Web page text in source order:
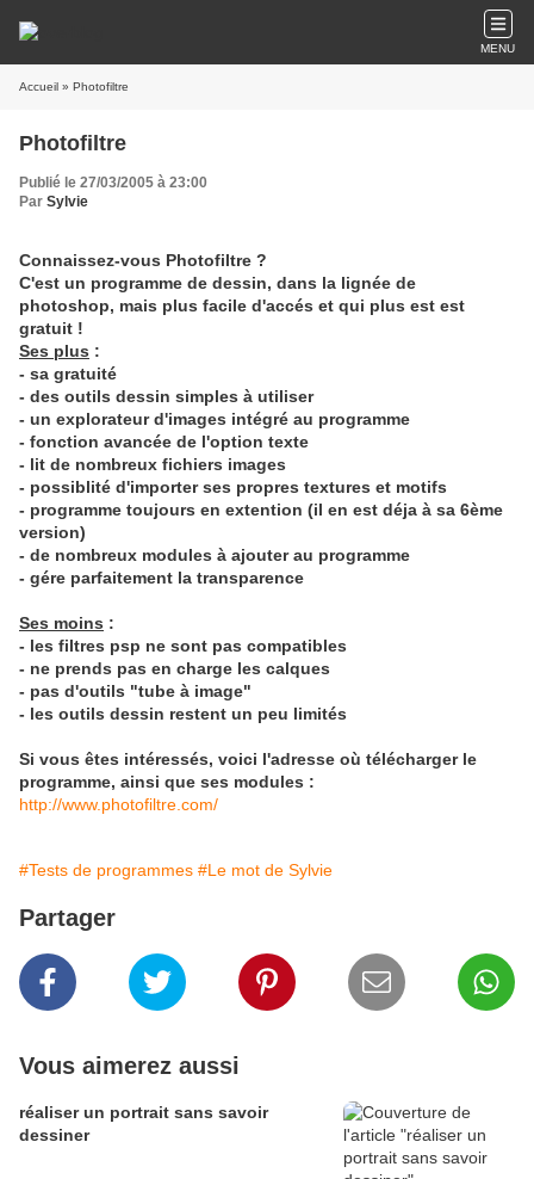
MENU
Accueil » Photofiltre
Photofiltre
Publié le 27/03/2005 à 23:00
Par Sylvie
Connaissez-vous Photofiltre ?
C'est un programme de dessin, dans la lignée de
photoshop, mais plus facile d'accés et qui plus est est
gratuit !
Ses plus :
- sa gratuité
- des outils dessin simples à utiliser
- un explorateur d'images intégré au programme
- fonction avancée de l'option texte
- lit de nombreux fichiers images
- possiblité d'importer ses propres textures et motifs
- programme toujours en extention (il en est déja à sa 6ème
version)
- de nombreux modules à ajouter au programme
- gére parfaitement la transparence
Ses moins :
- les filtres psp ne sont pas compatibles
- ne prends pas en charge les calques
- pas d'outils "tube à image"
- les outils dessin restent un peu limités
Si vous êtes intéressés, voici l'adresse où télécharger le
programme, ainsi que ses modules :
http://www.photofiltre.com/
#Tests de programmes #Le mot de Sylvie
Partager
Vous aimerez aussi
réaliser un portrait sans savoir
dessiner